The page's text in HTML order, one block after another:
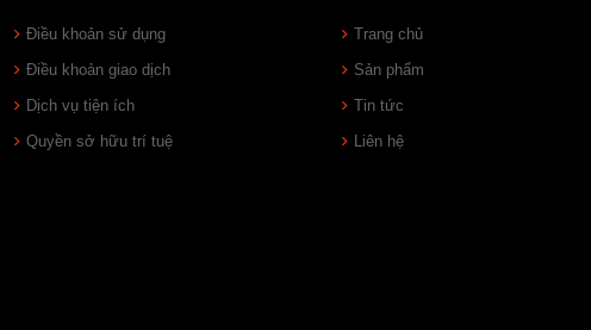
Điều khoản sử dụng
Điều khoản giao dịch
Dịch vụ tiện ích
Quyền sở hữu trí tuệ
Trang chủ
Sản phẩm
Tin tức
Liên hệ